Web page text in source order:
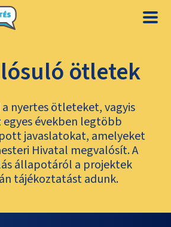
ötletek
nyertes ötleteket, vagyis
egyes években legtöbb
javaslatokat, amelyeket
Hivatal megvalósít. A
állapotáról a projektek
tájékoztatást adunk.